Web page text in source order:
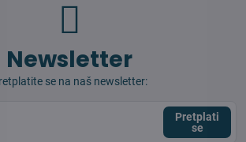
Newsletter
se na naš newsletter:
Pretplati
se